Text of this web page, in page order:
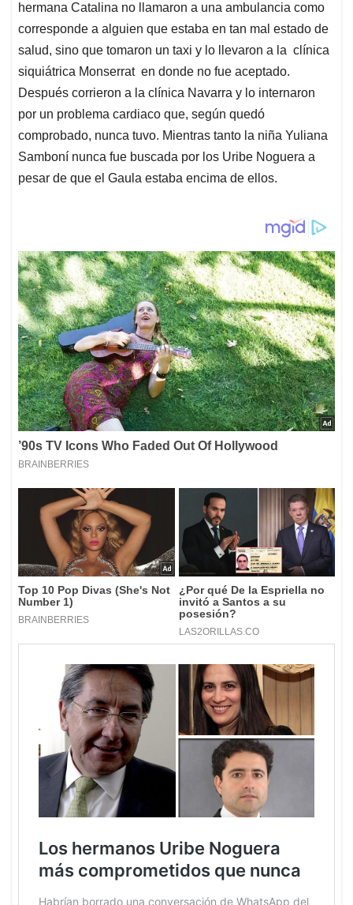
hermana Catalina no llamaron a una ambulancia como
corresponde a alguien que estaba en tan mal estado de
salud, sino que tomaron un taxi y lo llevaron a la clínica
siquiátrica Monserrat en donde no fue aceptado.
Después corrieron a la clínica Navarra y lo internaron
por un problema cardiaco que, según quedó
comprobado, nunca tuvo. Mientras tanto la niña Yuliana
Samboní nunca fue buscada por los Uribe Noguera a
pesar de que el Gaula estaba encima de ellos.